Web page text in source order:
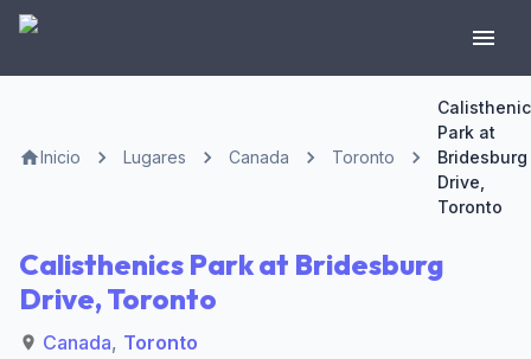
Inicio Lugares Canada Toronto
Park at
Bridesburg
Drive,
Toronto
Calisthenics Park at Bridesburg
Drive, Toronto
Canada, Toronto